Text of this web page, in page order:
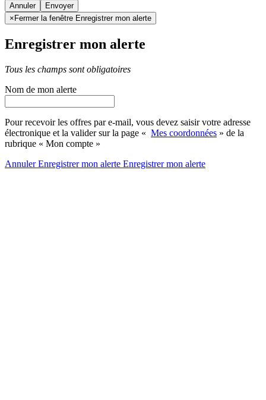
Annuler
× Fermer la fenêtre Enregistrer mon alerte
Enregistrer mon alerte
Tous les champs sont obligatoires
Nom de mon alerte
Pour recevoir les offres par e-mail, vous devez saisir votre adresse
électronique et la valider sur la page « Mes coordonnées » de la
rubrique « Mon compte »
AnnulerEnregistrer mon alerte Enregistrermon alerte